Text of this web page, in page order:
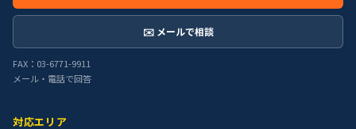
✉️ メールで相談
FAX：03-6771-9911
メール・電話で回答
対応エリア